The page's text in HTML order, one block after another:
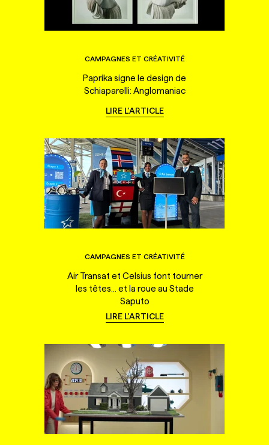
CAMPAGNES ET CRÉATIVITÉ
Paprika signe le design de
Schiaparelli: Anglomaniac
LIRE L'ARTICLE
CAMPAGNES ET CRÉATIVITÉ
Air Transat et Celsius font tourner
les têtes... et la roue au Stade
Saputo
LIRE L'ARTICLE